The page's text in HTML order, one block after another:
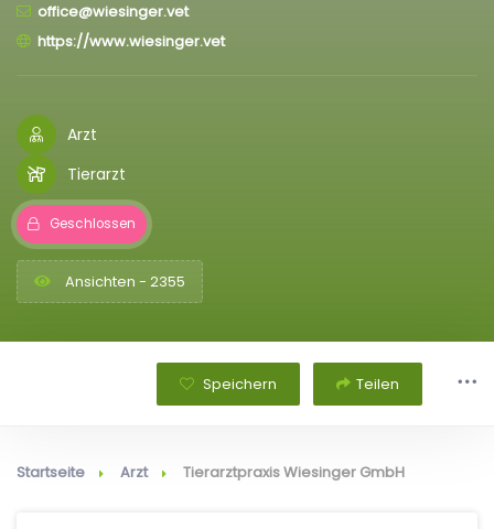
office@wiesinger.vet
https://www.wiesinger.vet
Arzt
Tierarzt
Geschlossen
Ansichten - 2355
Speichern Teilen
Startseite Arzt Tierarztpraxis Wiesinger GmbH